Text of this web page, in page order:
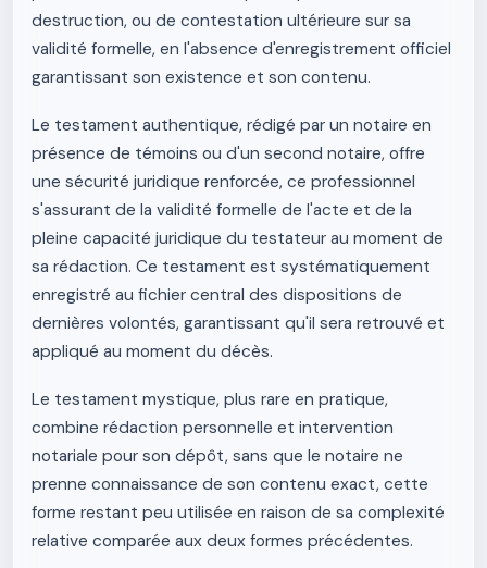
destruction, ou de contestation ultérieure sur sa
validité formelle, en l'absence d'enregistrement officiel
garantissant son existence et son contenu.
Le testament authentique, rédigé par un notaire en
présence de témoins ou d'un second notaire, offre
une sécurité juridique renforcée, ce professionnel
s'assurant de la validité formelle de l'acte et de la
pleine capacité juridique du testateur au moment de
sa rédaction. Ce testament est systématiquement
enregistré au fichier central des dispositions de
dernières volontés, garantissant qu'il sera retrouvé et
appliqué au moment du décès.
Le testament mystique, plus rare en pratique,
combine rédaction personnelle et intervention
notariale pour son dépôt, sans que le notaire ne
prenne connaissance de son contenu exact, cette
forme restant peu utilisée en raison de sa complexité
relative comparée aux deux formes précédentes.